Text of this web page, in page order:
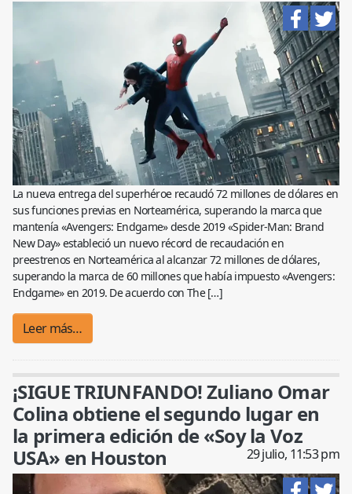
La nueva entrega del superhéroe recaudó 72 millones de dólares en
sus funciones previas en Norteamérica, superando la marca que
mantenía «Avengers: Endgame» desde 2019 «Spider-Man: Brand
New Day» estableció un nuevo récord de recaudación en
preestrenos en Norteamérica al alcanzar 72 millones de dólares,
superando la marca de 60 millones que había impuesto «Avengers:
Endgame» en 2019. De acuerdo con The […]
Leer más…
¡SIGUE TRIUNFANDO! Zuliano Omar
Colina obtiene el segundo lugar en
la primera edición de «Soy la Voz
USA» en Houston
29 julio, 11:53 pm